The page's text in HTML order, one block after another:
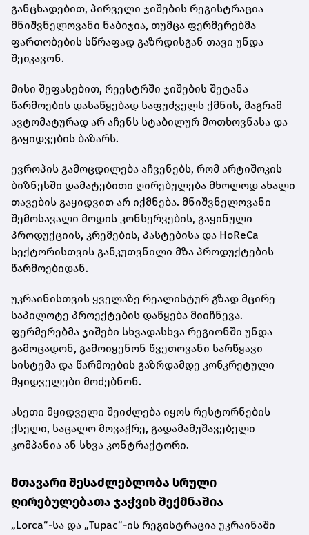
განცხადებით, პირველი ჯიშების რეგისტრაცია
მნიშვნელოვანი ნაბიჯია, თუმცა ფერმერებმა
ფართობების სწრაფად გაზრდისგან თავი უნდა
შეიკავონ.
მისი შეფასებით, რეესტრში ჯიშების შეტანა
წარმოების დასაწყებად საფუძველს ქმნის, მაგრამ
ავტომატურად არ აჩენს სტაბილურ მოთხოვნასა და
გაყიდვების ბაზარს.
ევროპის გამოცდილება აჩვენებს, რომ არტიშოკის
ბიზნესში დამატებითი ღირებულება მხოლოდ ახალი
თავების გაყიდვით არ იქმნება. მნიშვნელოვანი
შემოსავალი მოდის კონსერვების, გაყინული
პროდუქციის, კრემების, პასტებისა და HoReCa
სექტორისთვის განკუთვნილი მზა პროდუქტების
წარმოებიდან.
უკრაინისთვის ყველაზე რეალისტურ გზად მცირე
საპილოტე პროექტების დაწყება მიიჩნევა.
ფერმერებმა ჯიშები სხვადასხვა რეგიონში უნდა
გამოცადონ, გამოიყენონ წვეთოვანი სარწყავი
სისტემა და წარმოების გაზრდამდე კონკრეტული
მყიდველები მოძებნონ.
ასეთი მყიდველი შეიძლება იყოს რესტორნების
ქსელი, საცალო მოვაჭრე, გადამამუშავებელი
კომპანია ან სხვა კონტრაქტორი.
მთავარი შესაძლებლობა სრული
ღირებულებათა ჯაჭვის შექმნაშია
„Lorca“-სა და „Tupac“-ის რეგისტრაცია უკრაინაში